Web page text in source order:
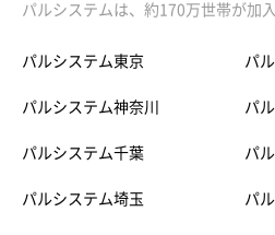
パルシステムは、約170万世帯が加
パルシステム東京
パルシステム神奈川
パルシステム千葉
パルシステム埼玉
パ
パ
パ
パ